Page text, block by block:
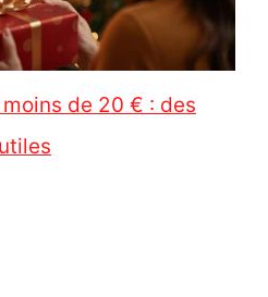
de 20 € : des